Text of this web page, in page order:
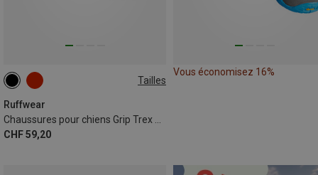
Tailles
Ruffwear
Chaussures pour chiens Grip Trex 1 Paar
CHF 59,20
57MM
83MM
Vous économisez 16%